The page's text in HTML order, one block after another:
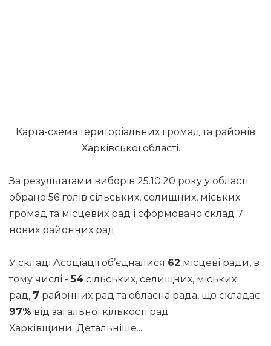
Карта-схема територіальних громад та районів
Харківської області.
За результатами виборів 25.10.20 року у області
обрано 56 голів сільських, селищних, міських
громад та місцевих рад і сформовано склад 7
нових районних рад.
У складі Асоціації об’єдналися 62 місцеві ради, в
тому числі -54 сільських, селищних, міських
рад, 7 районних рад та обласна рада, що складає
97% від загальної кількості рад
Харківщини. Детальніше...